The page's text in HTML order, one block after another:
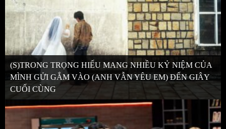
(S)TRONG TRỌNG HIẾU MANG NHIỀU KỶ NIỆM CỦA
MÌNH GỬI GẮM VÀO (ANH VẪN YÊU EM) ĐẾN GIÂY
CUỐI CÙNG